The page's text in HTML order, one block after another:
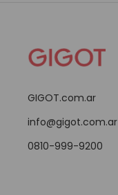
GIGOT.com.ar
info@gigot.com.ar
0810-999-9200